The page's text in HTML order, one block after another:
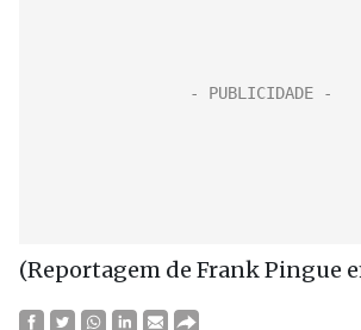
(Reportagem de Frank Pingue